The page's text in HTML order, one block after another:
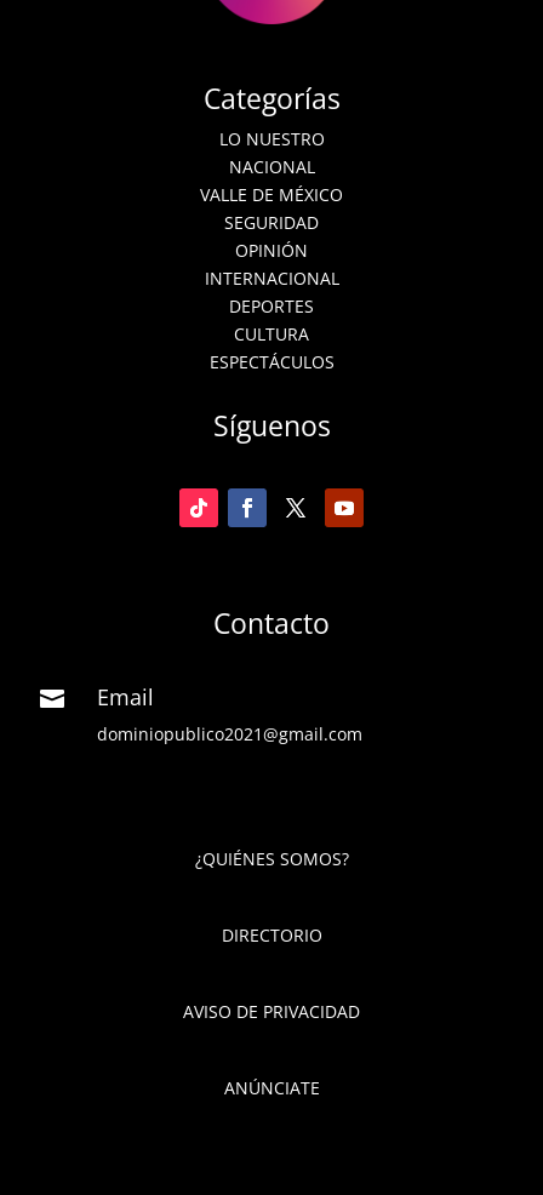
Categorías
LO NUESTRO
NACIONAL
VALLE DE MÉXICO
SEGURIDAD
OPINIÓN
INTERNACIONAL
DEPORTES
CULTURA
ESPECTÁCULOS
Síguenos
Contacto
 Email
dominiopublico2021@gmail.com
¿QUIÉNES SOMOS?
DIRECTORIO
AVISO DE PRIVACIDAD
ANÚNCIATE